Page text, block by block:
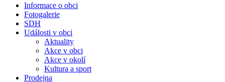
Informace o obci
Fotogalerie
SDH
Události v obci
Aktuality
Akce v obci
Akce v okolí
Kultura a sport
Prodejna